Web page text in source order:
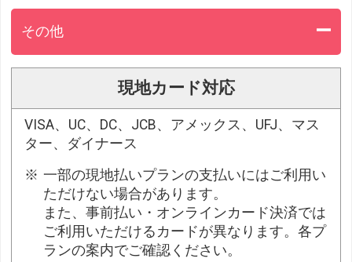
その他
現地カード対応
VISA、UC、DC、JCB、アメックス、UFJ、マス
ター、ダイナース
一部の現地払いプランの支払いにはご利用い
ただけない場合があります。
また、事前払い・オンラインカード決済では
ご利用いただけるカードが異なります。各プ
ランの案内でご確認ください。